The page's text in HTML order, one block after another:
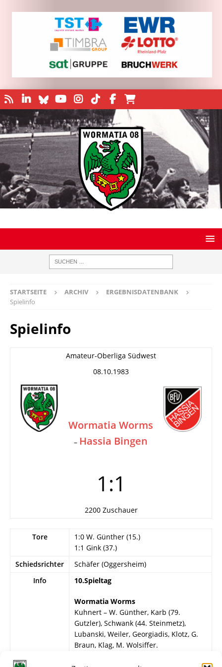
STARTSEITE ARCHIV
ERGEBNISDATENBANK
Spielinfo
Spielinfo
Amateur-Oberliga Südwest
08.10.1983
Wormatia Worms
– Hassia Bingen
1:1
2200 Zuschauer
Tore
1:0 W. Günther (15.)
1:1 Gink (37.)
Schiedsrichter
Schäfer (Oggersheim)
Info
10.Spieltag
Wormatia Worms
Kuhnert – W. Günther, Karb (79.
Gutzler), Schwank (44. Steinmetz),
Lubanski, Weiler, Georgiadis, Klotz, G.
Braun, Klag, M. Wolsiffer.